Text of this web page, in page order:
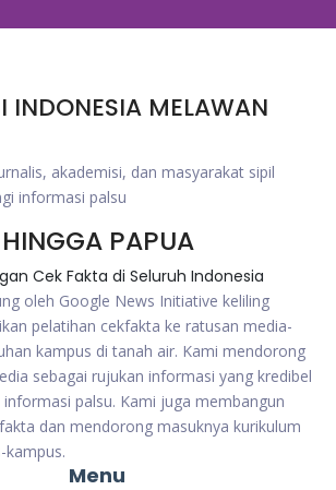
INDONESIA MELAWAN
akademisi, dan masyarakat sipil
informasi palsu
PAPUA
Cek Fakta di Seluruh Indonesia
oleh Google News Initiative keliling
pelatihan cekfakta ke ratusan media-
kampus di tanah air. Kami mendorong
sebagai rujukan informasi yang kredibel
palsu. Kami juga membangun
dan mendorong masuknya kurikulum
kampus.
Menu